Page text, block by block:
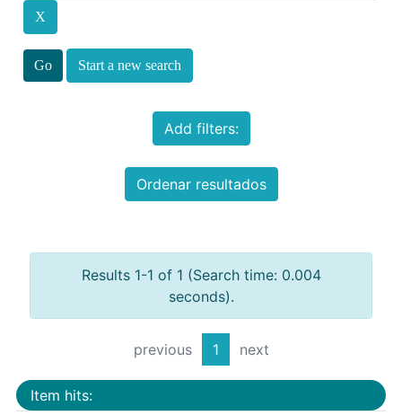
Start a new search
Add filters:
Ordenar resultados
Results 1-1 of 1 (Search time: 0.004
seconds).
previous 1 next
Item hits: